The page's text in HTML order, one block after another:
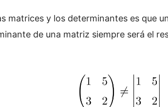
matrices y los determinantes es que
de una matriz siempre será el